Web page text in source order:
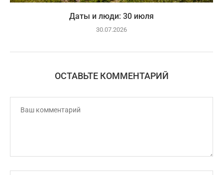
Даты и люди: 30 июля
30.07.2026
ОСТАВЬТЕ КОММЕНТАРИЙ